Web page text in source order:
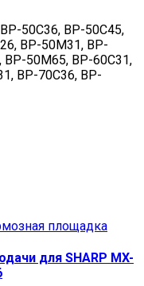
50C36, BP-50C45,
BP-50M31, BP-
50M65, BP-60C31,
BP-70C36, BP-
площадка
для SHARP MX-